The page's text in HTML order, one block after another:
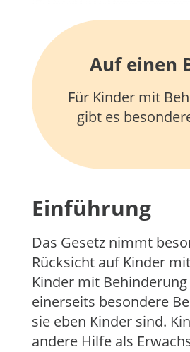
Auf einen
Für Kinder mit
gibt es
Einführung
Das Gesetz nimmt
Rücksicht auf Kinder
Kinder mit
einerseits besondere
sie eben Kinder sind.
andere Hilfe als